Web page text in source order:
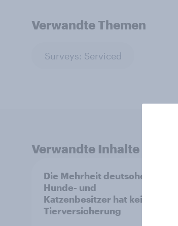
Verwandte Themen
Surveys: Serviced
Verwandte Inhalte
Die Mehrheit deutscher
Hunde- und
Katzenbesitzer hat keine
Tierversicherung